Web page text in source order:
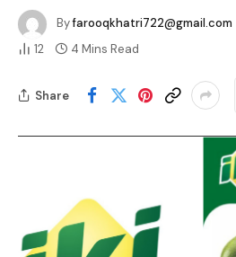
Byfarooqkhatri722@gmail.com
12
4 Mins Read
Share